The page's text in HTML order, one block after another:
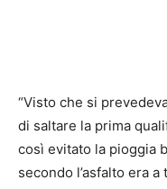
“Visto che si
di saltare la prima
così evitato la pioggia
secondo l’asfalto era